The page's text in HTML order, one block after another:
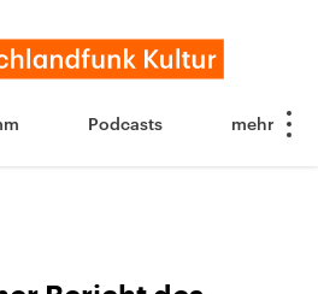
Podcasts